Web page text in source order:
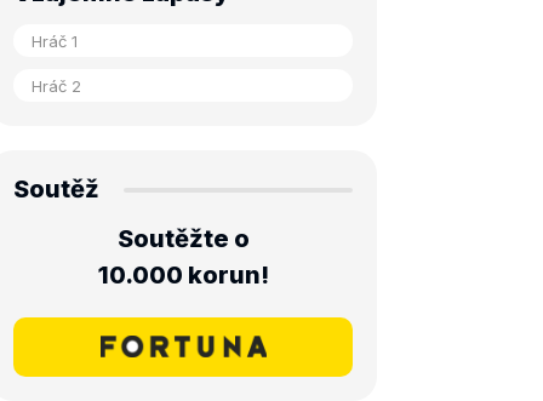
Soutěž
Soutěžte o
10.000 korun!